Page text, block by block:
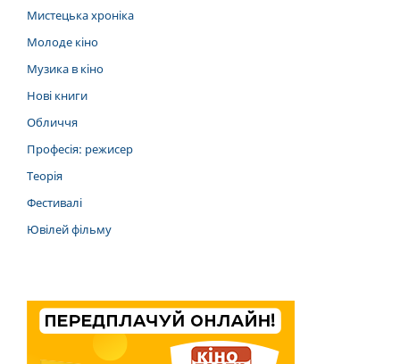
Мистецька хроніка
Молоде кіно
Музика в кіно
Нові книги
Обличчя
Професія: режисер
Теорія
Фестивалі
Ювілей фільму